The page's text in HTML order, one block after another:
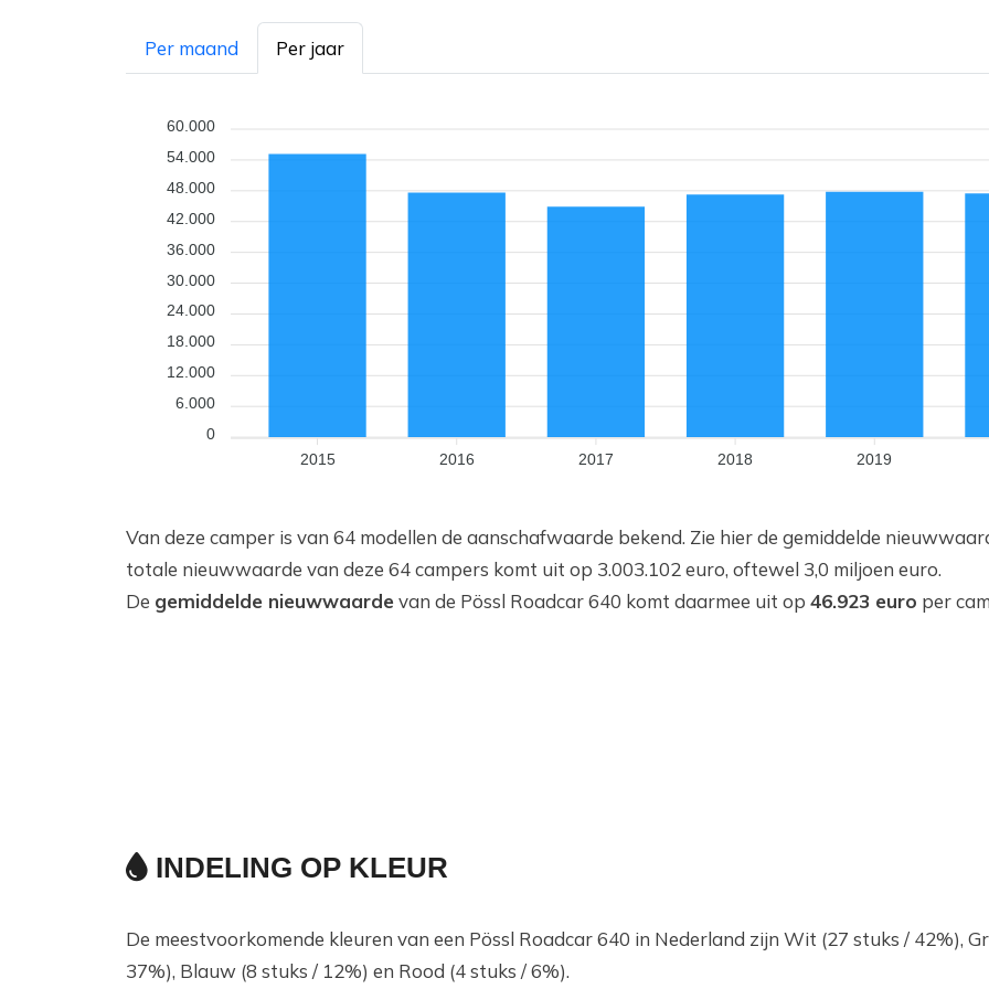
Per maand Per jaar
60.000
54.000
48.000
42.000
36.000
30.000
24.000
18.000
12.000
6.000
0
2015
2016 2017 2018 2019
Van deze camper is van 64 modellen de aanschafwaarde bekend. Zie hier de gemiddelde
totale nieuwwaarde van deze 64 campers komt uit op 3.003.102 euro, oftewel 3,0 miljoen euro.
De gemiddelde nieuwwaardevan de Pössl Roadcar 640 komt daarmee uit op 46.923 euro per
INDELING OP KLEUR
De meestvoorkomende kleuren van een Pössl Roadcar 640 in Nederland zijn Wit (27 stuks / 42%),
37%), Blauw (8 stuks / 12%) en Rood (4 stuks / 6%).